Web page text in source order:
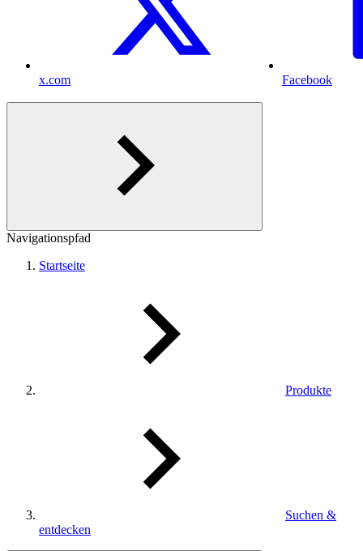
x.com Facebook
Navigationspfad
Startseite
Produkte
Suchen &
entdecken